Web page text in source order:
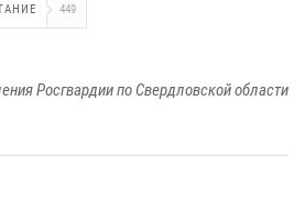
449
Росгвардии по Свердловской области